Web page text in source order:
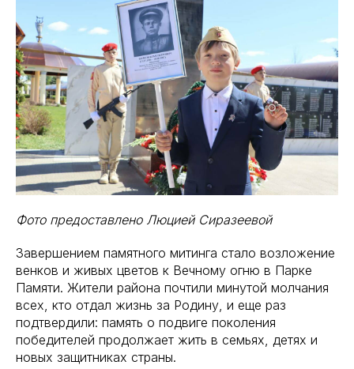
Фото предоставлено Люцией Сиразеевой
Завершением памятного митинга стало возложение
венков и живых цветов к Вечному огню в Парке
Памяти. Жители района почтили минутой молчания
всех, кто отдал жизнь за Родину, и еще раз
подтвердили: память о подвиге поколения
победителей продолжает жить в семьях, детях и
новых защитниках страны.